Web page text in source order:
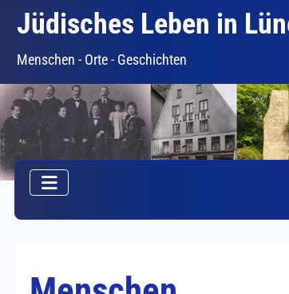
Jüdisches Leben in
Menschen - Orte - Geschichten